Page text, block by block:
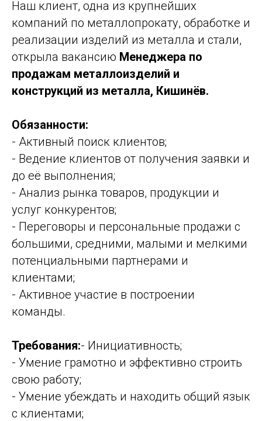
CALL FOR DETAILS
Наш клиент, одна из крупнейших
компаний по металлопрокату, обработке и
реализации изделий из металла и стали,
открыла вакансию Менеджера по
продажам металлоизделий и
конструкций из металла, Кишинёв.
Обязанности:
- Активный поиск клиентов;
- Ведение клиентов от получения заявки и
до её выполнения;
- Анализ рынка товаров, продукции и
услуг конкурентов;
- Переговоры и персональные продажи с
большими, средними, малыми и мелкими
потенциальными партнерами и
клиентами;
- Активное участие в построении
команды.
Требования:- Инициативность;
- Умение грамотно и эффективно строить
свою работу;
- Умение убеждать и находить общий язык
с клиентами;